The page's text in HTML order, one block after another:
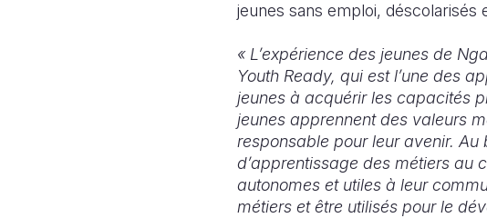
jeunes sans emploi, déscolarisés
« L’expérience des jeunes de
Youth Ready, qui est l’une des
jeunes à acquérir les capacités
jeunes apprennent des valeurs
responsable pour leur avenir.
d’apprentissage des métiers au
autonomes et utiles à leur
métiers et être utilisés pour le